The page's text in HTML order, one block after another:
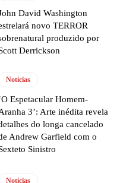
David Washington
novo TERROR
produzido por
Derrickson
Notícias
Espetacular Homem-
3’: Arte inédita revela
do longa cancelado
Andrew Garfield com o
Sinistro
Notícias